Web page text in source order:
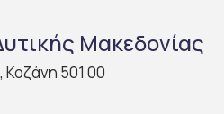
Μακεδονίας
Κοζάνη 501 00